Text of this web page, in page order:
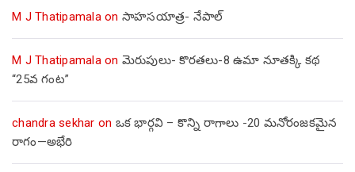
M J Thatipamalaon సాహసయాత్ర- నేపాల్‌
M J Thatipamalaon మెరుపులు- కొరతలు-8 ఉమా నూతక్కి కథ
“25వ గంట”
chandra sekhar on ఒక భార్గవి – కొన్ని రాగాలు -20 మనోరంజకమైన
రాగం—అభేరి